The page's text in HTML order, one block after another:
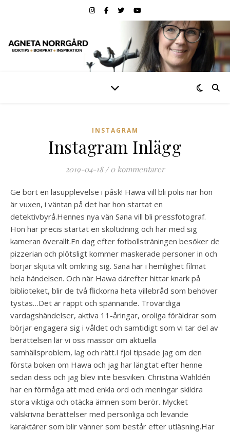
INSTAGRAM
Instagram Inlägg
2019-04-18 / 0 kommentarer
Ge bort en läsupplevelse i påsk! ️Hawa vill bli polis när hon
är vuxen, i väntan på det har hon startat en
detektivbyrå.Hennes nya vän Sana vill bli pressfotograf.
Hon har precis startat en skoltidning och har med sig
kameran överallt.En dag efter fotbollsträningen besöker de
pizzerian och plötsligt kommer maskerade personer in och
börjar skjuta vilt omkring sig. Sana har i hemlighet filmat
hela händelsen. Och när Hawa därefter hittar knark på
biblioteket, blir de två flickorna heta villebråd som behöver
tystas…️Det är rappt och spännande. Trovärdiga
vardagshändelser, aktiva 11-åringar, oroliga föräldrar som
börjar engagera sig i våldet och samtidigt som vi tar del av
berättelsen lär vi oss massor om aktuella
samhällsproblem, lag och rätt.️I fjol tipsade jag om den
första boken om Hawa och jag har längtat efter henne
sedan dess och jag blev inte besviken. Christina Wahldén
har en förmåga att med enkla ord och meningar skildra
stora viktiga och otäcka ämnen som berör. Mycket
välskrivna berättelser med personliga och levande
karaktärer som blir vänner som består efter utläsning.️Har